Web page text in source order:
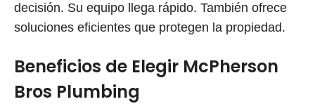
decisión. Su equipo llega rápido. También ofrece
soluciones eficientes que protegen la propiedad.
Beneficios de Elegir McPherson
Bros Plumbing